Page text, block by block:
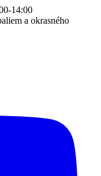
14:00
a okrasného